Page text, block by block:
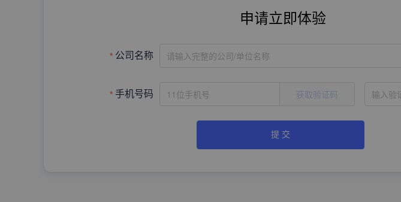
申请立即体验
公司名称 请输入完整的公司/单位名称
手机号码 获取验证码
提 交